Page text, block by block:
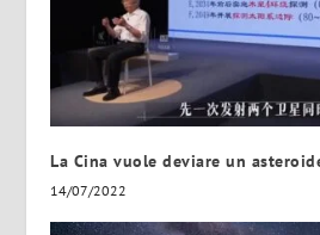
La Cina vuole deviare un
14/07/2022